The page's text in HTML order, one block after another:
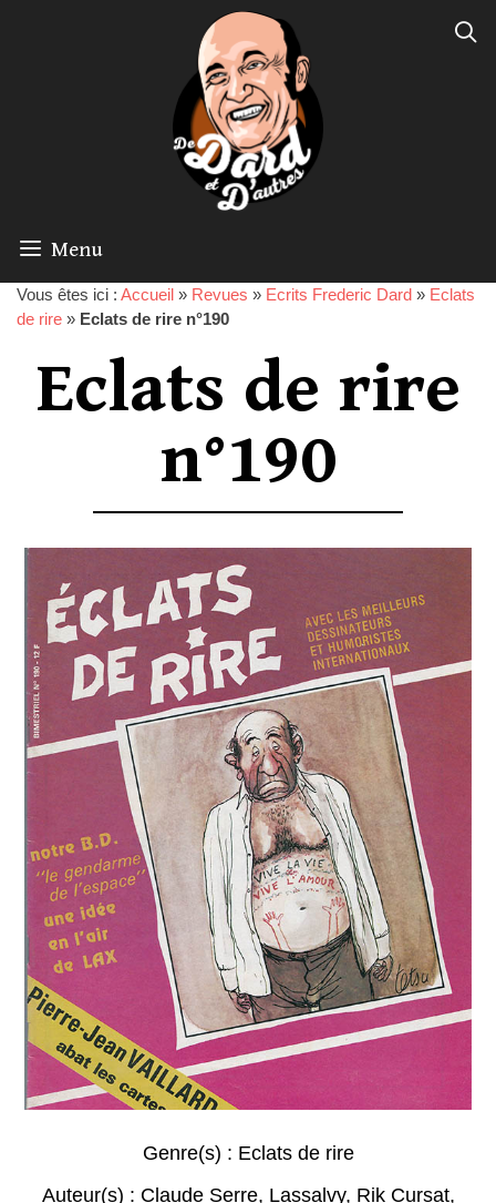
Menu
Vous êtes ici : Accueil » Revues » Ecrits Frederic Dard » Eclats
de rire » Eclats de rire n°190
Eclats de rire
n°190
Genre(s) : Eclats de rire
Auteur(s) : Claude Serre, Lassalvy, Rik Cursat,